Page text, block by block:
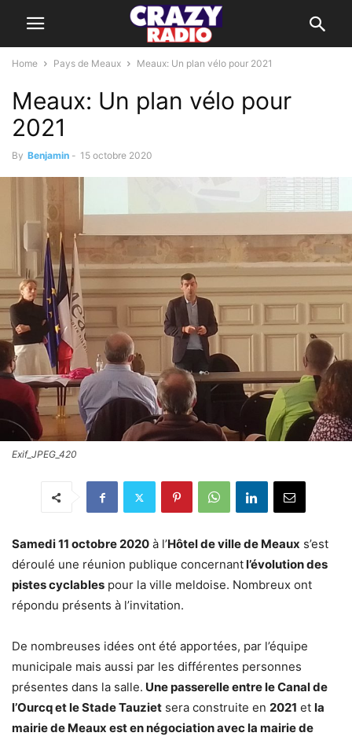
Home Pays de Meaux Meaux: Un plan vélo pour 2021
Meaux: Un plan vélo pour
2021
By Benjamin - 15 octobre 2020
Exif_JPEG_420
Samedi 11 octobre 2020 à l’Hôtel de ville de Meaux s’est
déroulé une réunion publique concernantl’évolution des
pistes cyclables pour la ville meldoise. Nombreux ont
répondu présents à l’invitation.
De nombreuses idées ont été apportées, par l’équipe
municipale mais aussi par les différentes personnes
présentes dans la salle. Une passerelle entre le Canal de
l’Ourcq et le Stade Tauziet sera construite en 2021 et la
mairie de Meaux est en négociation avec la mairie de